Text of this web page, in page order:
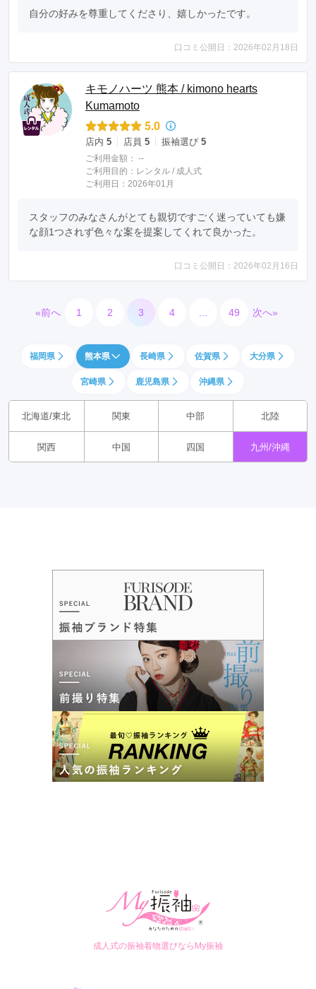
自分の好みを尊重してくださり、嬉しかったです。
口コミ公開日：2026年02月18日
キモノハーツ 熊本 / kimono hearts
Kumamoto
5.0
店内 5 店員 5 振袖選び 5
ご利用金額： --
ご利用目的： レンタル / 成人式
ご利用日：2026年01月
スタッフのみなさんがとても親切ですごく迷っていても嫌
な顔1つされず色々な案を提案してくれて良かった。
口コミ公開日：2026年02月16日
«前へ 1 2 3 4 49 次へ»
福岡県 熊本県 長崎県 佐賀県 大分県
宮崎県 鹿児島県 沖縄県
北海道/東北 関東 中部 北陸
関西 中国 四国 九州/沖縄
成人式の振袖着物選びならMy振袖